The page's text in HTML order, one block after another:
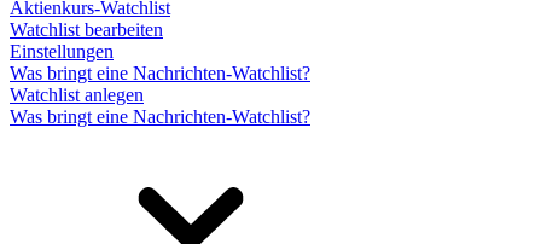
Aktienkurs-Watchlist
Watchlist bearbeiten
Einstellungen
Was bringt eine Nachrichten-Watchlist?
Watchlist anlegen
Was bringt eine Nachrichten-Watchlist?